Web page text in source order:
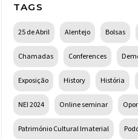
TAGS
25 de Abril Alentejo Bolsas
Chamadas Conferences
Exposição History História
NEI 2024 Online seminar
Património Cultural Imaterial